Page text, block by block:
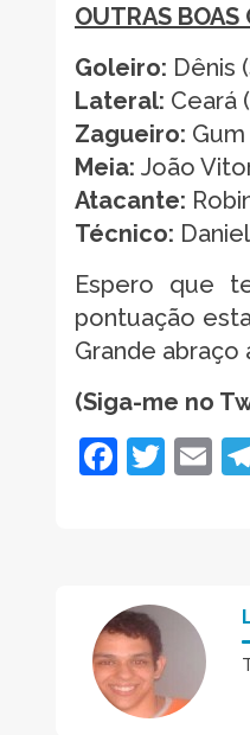
OUTRAS BOAS
Goleiro: Dênis
Lateral: Ceará
Zagueiro:
Meia: João
Atacante:
Técnico:
Espero que
pontuação
Grande abraço
(Siga-me no